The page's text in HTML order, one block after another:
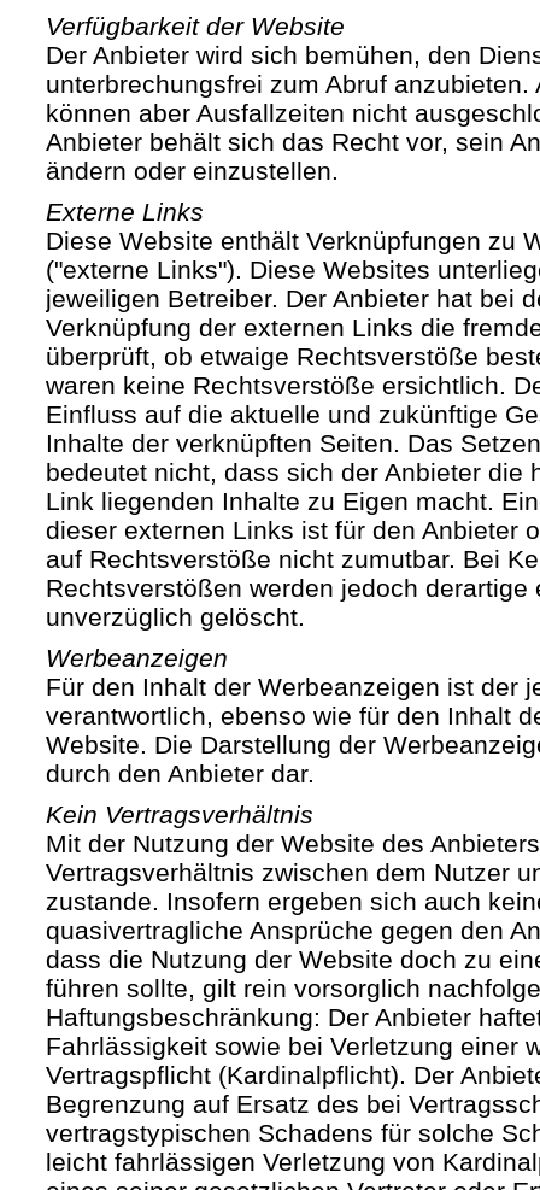
Verfügbarkeit der Website
Der Anbieter wird sich bemühen, den
unterbrechungsfrei zum Abruf anzubieten.
können aber Ausfallzeiten nicht
Anbieter behält sich das Recht vor, sein
ändern oder einzustellen.
Externe Links
Diese Website enthält Verknüpfungen zu
("externe Links"). Diese Websites
jeweiligen Betreiber. Der Anbieter hat bei
Verknüpfung der externen Links die
überprüft, ob etwaige Rechtsverstöße
waren keine Rechtsverstöße ersichtlich.
Einfluss auf die aktuelle und zukünftige
Inhalte der verknüpften Seiten. Das
bedeutet nicht, dass sich der Anbieter die
Link liegenden Inhalte zu Eigen macht.
dieser externen Links ist für den Anbieter
auf Rechtsverstöße nicht zumutbar. Bei
Rechtsverstößen werden jedoch derartige
unverzüglich gelöscht.
Werbeanzeigen
Für den Inhalt der Werbeanzeigen ist der
verantwortlich, ebenso wie für den Inhalt
Website. Die Darstellung der
durch den Anbieter dar.
Kein Vertragsverhältnis
Mit der Nutzung der Website des
Vertragsverhältnis zwischen dem Nutzer
zustande. Insofern ergeben sich auch
quasivertragliche Ansprüche gegen den
dass die Nutzung der Website doch zu
führen sollte, gilt rein vorsorglich
Haftungsbeschränkung: Der Anbieter
Fahrlässigkeit sowie bei Verletzung einer
Vertragspflicht (Kardinalpflicht). Der
Begrenzung auf Ersatz des bei
vertragstypischen Schadens für solche
leicht fahrlässigen Verletzung von